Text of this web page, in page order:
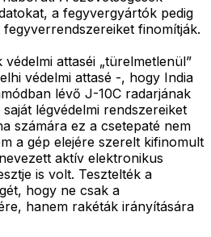
a fegyvergyártók pedig
finomítják.
attaséi „türelmetlenül”
védelmi attasé -, hogy India
lévő J-10C radarjának
légvédelmi rendszereiket
számára ez a csetepaté nem
a gép elejére szerelt kifinomult
aktív elektronikus
is volt. Tesztelték a
hogy ne csak a
hanem rakéták irányítására